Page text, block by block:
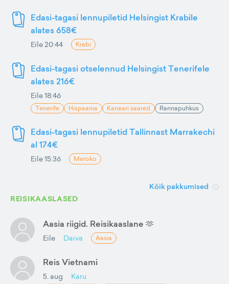
Edasi-tagasi lennupiletid Helsingist Krabile
alates 658€
Eile 20:44 Krabi
Edasi-tagasi otselennud Helsingist Tenerifele
alates 216€
Eile 18:46
Tenerife Hispaania Kanaari saared Rannapuhkus
Edasi-tagasi lennupiletid Tallinnast Marrakechi
al 174€
Eile 15:36 Maroko
Kõik pakkumised
REISIKAASLASED
Aasia riigid. Reisikaaslane 🫶
Eile Daiva Aasia
Reis Vietnami
5. aug Karu